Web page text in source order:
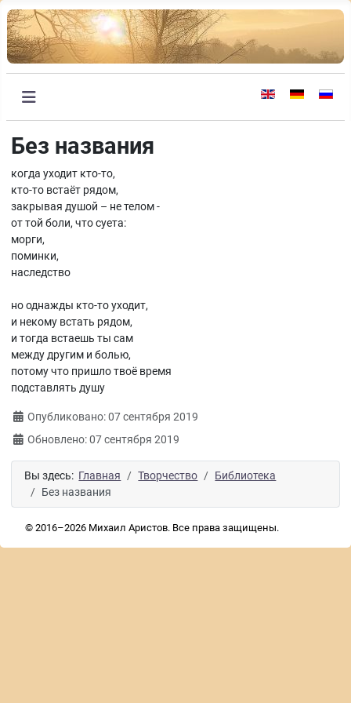
Выберите язык
Без названия
когда уходит кто-то,
кто-то встаёт рядом,
закрывая душой – не телом -
от той боли, что суета:
морги,
поминки,
наследство
но однажды кто-то уходит,
и некому встать рядом,
и тогда встаешь ты сам
между другим и болью,
потому что пришло твоё время
подставлять душу
Информация о материале
Опубликовано: 07 сентября 2019
Обновлено: 07 сентября 2019
Вы здесь: Главная Творчество
Библиотека
Без названия
© 2016–2026 Михаил Аристов. Все права защищены.